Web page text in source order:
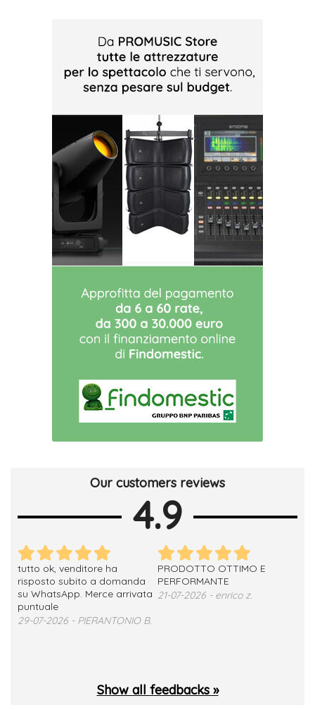
Our customers reviews
4.9
tutto ok, venditore ha
risposto subito a domanda
su WhatsApp. Merce arrivata
puntuale
29-07-2026 - PIERANTONIO B.
PRODOTTO OTTIMO E
PERFORMANTE
21-07-2026 - enrico z.
Show all feedbacks »